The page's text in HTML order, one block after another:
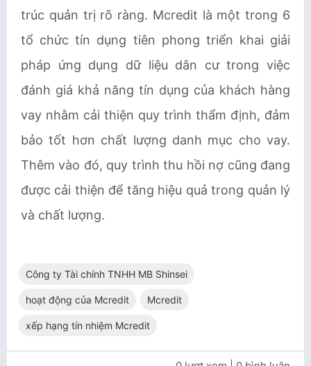
trúc quản trị rõ ràng. Mcredit là một trong 6
tổ chức tín dụng tiên phong triển khai giải
pháp ứng dụng dữ liệu dân cư trong việc
đánh giá khả năng tín dụng của khách hàng
vay nhằm cải thiện quy trình thẩm định, đảm
bảo tốt hơn chất lượng danh mục cho vay.
Thêm vào đó, quy trình thu hồi nợ cũng đang
được cải thiện để tăng hiệu quả trong quản lý
và chất lượng.
Công ty Tài chính TNHH MB Shinsei
hoạt động của Mcredit Mcredit
xếp hạng tín nhiệm Mcredit